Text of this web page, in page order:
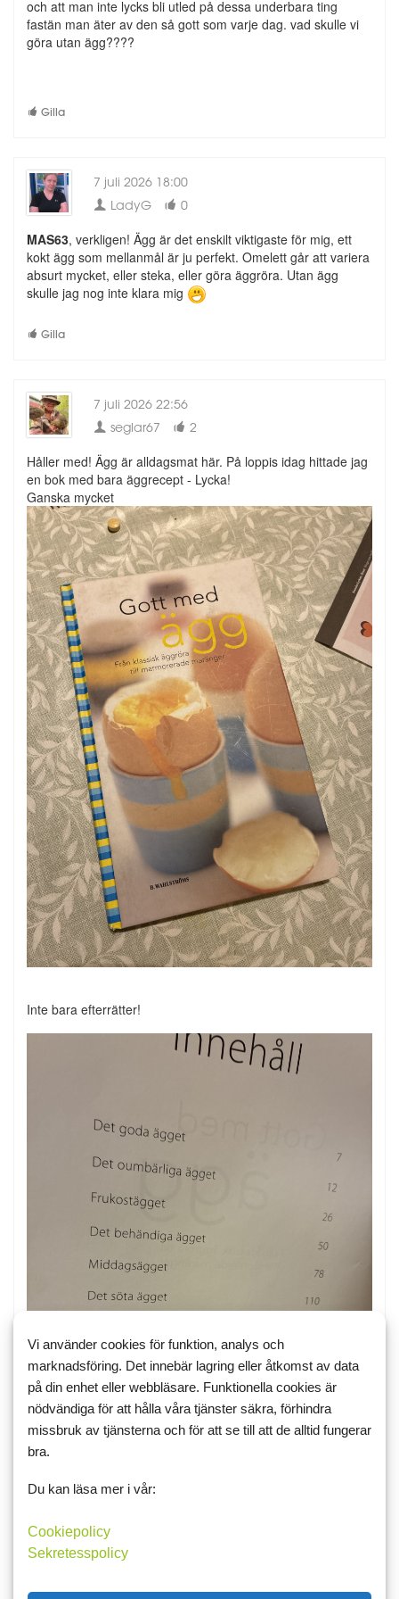
och att man inte lycks bli utled på dessa underbara ting
fastän man äter av den så gott som varje dag. vad skulle vi
göra utan ägg????
Gilla
7 juli 2026 18:00
LadyG
0
MAS63, verkligen! Ägg är det enskilt viktigaste för mig, ett
kokt ägg som mellanmål är ju perfekt. Omelett går att variera
absurt mycket, eller steka, eller göra äggröra. Utan ägg
skulle jag nog inte klara mig
Gilla
7 juli 2026 22:56
seglar67
2
Håller med! Ägg är alldagsmat här. På loppis idag hittade jag
en bok med bara äggrecept - Lycka!
Ganska mycket
Inte bara efterrätter!
Gilla
7 juli 2026 23:04
Vi använder cookies för funktion, analys och
marknadsföring. Det innebär lagring eller åtkomst av data
på din enhet eller webbläsare. Funktionella cookies är
nödvändiga för att hålla våra tjänster säkra, förhindra
missbruk av tjänsterna och för att se till att de alltid fungerar
bra.
Du kan läsa mer i vår:
Cookiepolicy
Sekretesspolicy